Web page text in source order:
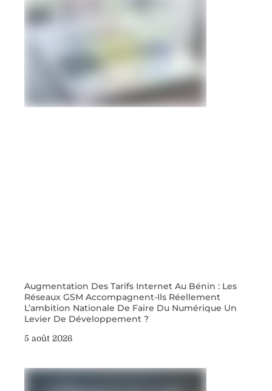
Augmentation Des Tarifs Internet Au Bénin : Les
Réseaux GSM Accompagnent-Ils Réellement
L’ambition Nationale De Faire Du Numérique Un
Levier De Développement ?
5 août 2026